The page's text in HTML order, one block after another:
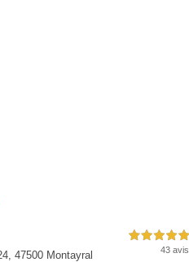
47500 Montayral
5,0 étoiles sur 5
43 avis